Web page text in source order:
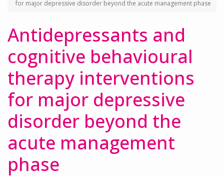
for major depressive disorder beyond the acute management phase
Antidepressants and
cognitive behavioural
therapy interventions
for major depressive
disorder beyond the
acute management
phase